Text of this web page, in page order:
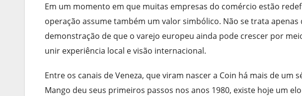
Em um momento em que muitas empresas do comércio estão
operação assume também um valor simbólico. Não se trata apenas
demonstração de que o varejo europeu ainda pode crescer por
unir experiência local e visão internacional.
Entre os canais de Veneza, que viram nascer a Coin há mais de um
Mango deu seus primeiros passos nos anos 1980, existe hoje um